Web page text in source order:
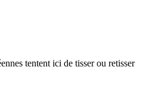
tentent ici de tisser ou retisser